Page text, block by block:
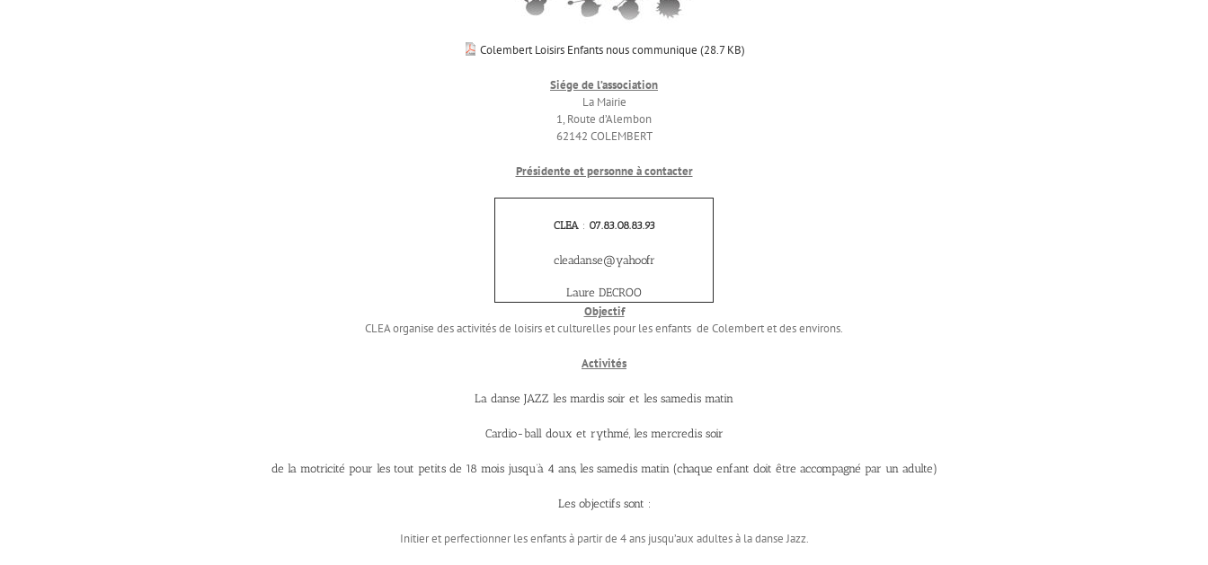
Colembert Loisirs Enfants nous communique (28.7 KB)
Siége de l’association
La Mairie
1, Route d’Alembon
62142 COLEMBERT
Présidente et personne à contacter
CLEA: 07.83.08.83.93
cleadanse@yahoofr
Laure DECROO
Objectif
CLEA organise des activités de loisirs et culturelles pour les enfants de Colembert et des environs.
Activités
La danse JAZZ les mardis soir et les samedis matin
Cardio-ball doux et rythmé, les mercredis soir
de la motricité pour les tout petits de 18 mois jusqu’à 4 ans, les samedis matin (chaque enfant doit être accompagné par un adulte)
Les objectifs sont :
Initier et perfectionner les enfants à partir de 4 ans jusqu’aux adultes à la danse Jazz.